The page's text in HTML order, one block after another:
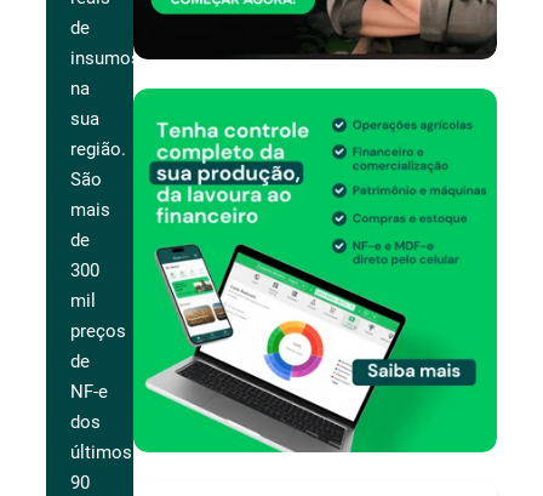
de
insumos
na
sua
região.
São
mais
de
300
mil
preços
de
NF-e
dos
últimos
90